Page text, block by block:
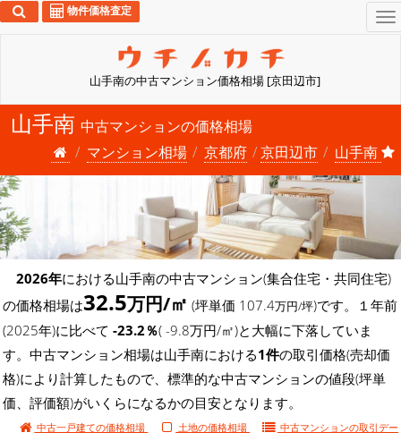
山手南の中古マンション価格相場 [京田辺市]
物件価格査定
山手南 中古マンションの価格相場
マンション相場
京都府 京田辺市 山手南
2026年における山手南の中古マンション(集合住宅・共同住宅)
の価格相場は32.5万円/㎡ (坪単価 107.4万円/坪)です。１年前
(2025年)に比べて -23.2％( -9.8万円/㎡)と大幅に下落していま
す。中古マンション相場は山手南における1件の取引価格(売却価
格)により計算したもので、標準的な中古マンションの値段(坪単
価、評価額)がいくらになるかの目安となります。
中古一戸建ての価格相場 土地の価格相場 中古マンションの取引デー